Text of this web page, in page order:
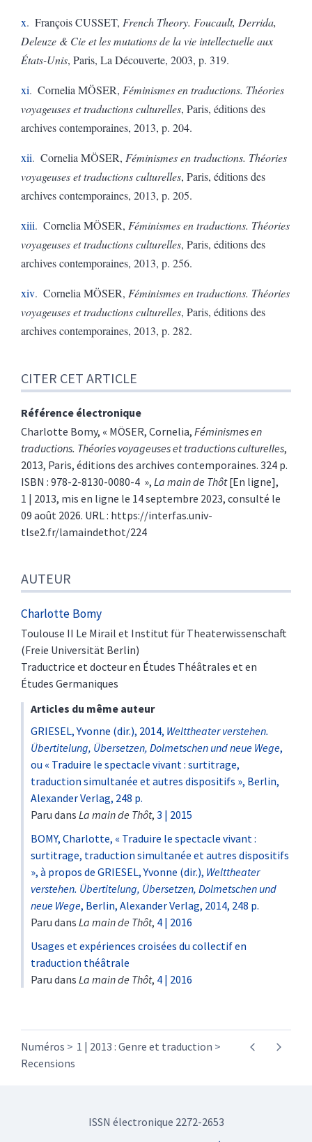
x François CUSSET, French Theory. Foucault, Derrida,
Deleuze & Cie et les mutations de la vie intellectuelle aux
États-Unis, Paris, La Découverte, 2003, p. 319.
xi Cornelia MÖSER, Féminismes en traductions. Théories
voyageuses et traductions culturelles, Paris, éditions des
archives contemporaines, 2013, p. 204.
xii Cornelia MÖSER, Féminismes en traductions. Théories
voyageuses et traductions culturelles, Paris, éditions des
archives contemporaines, 2013, p. 205.
xiii Cornelia MÖSER, Féminismes en traductions. Théories
voyageuses et traductions culturelles, Paris, éditions des
archives contemporaines, 2013, p. 256.
xiv Cornelia MÖSER, Féminismes en traductions. Théories
voyageuses et traductions culturelles, Paris, éditions des
archives contemporaines, 2013, p. 282.
CITER CET ARTICLE
Référence électronique
Charlotte Bomy, « MÖSER, Cornelia, Féminismes en
traductions. Théories voyageuses et traductions culturelles,
2013, Paris, éditions des archives contemporaines. 324 p.
ISBN : 978-2-8130-0080-4 », La main de Thôt[En ligne],
1 | 2013, mis en ligne le 14 septembre 2023, consulté le
09 août 2026. URL : https://interfas.univ-
tlse2.fr/lamaindethot/224
AUTEUR
Charlotte Bomy
Toulouse II Le Mirail et Institut für Theaterwissenschaft
(Freie Universität Berlin)
Traductrice et docteur en Études Théâtrales et en
Études Germaniques
Articles du même auteur
GRIESEL, Yvonne (dir.), 2014, Welttheater verstehen.
Übertitelung, Übersetzen, Dolmetschen und neue Wege,
ou « Traduire le spectacle vivant : surtitrage,
traduction simultanée et autres dispositifs », Berlin,
Alexander Verlag, 248 p.
Paru dans La main de Thôt, 3 | 2015
BOMY, Charlotte, « Traduire le spectacle vivant :
surtitrage, traduction simultanée et autres dispositifs
», à propos de GRIESEL, Yvonne (dir.), Welttheater
verstehen. Übertitelung, Übersetzen, Dolmetschen und
neue Wege, Berlin, Alexander Verlag, 2014, 248 p.
Paru dans La main de Thôt, 4 | 2016
Usages et expériences croisées du collectif en
traduction théâtrale
Paru dans La main de Thôt, 4 | 2016
Numéros
1 | 2013 : Genre et traduction
Recensions
ISSN électronique 2272-2653